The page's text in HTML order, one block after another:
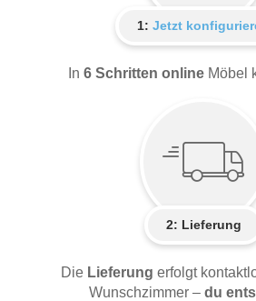
1: Jetzt
In 6 Schritten online Möbel
2: Lieferung
Die Lieferung erfolgt
Wunschzimmer – du